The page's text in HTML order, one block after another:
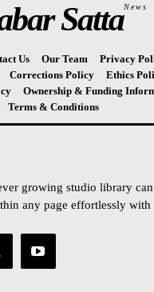
SattaNews
Us Our Team
Privacy
Corrections Policy
Ethics
Ownership & Funding
Terms & Conditions
growing studio library
any page effortlessly with